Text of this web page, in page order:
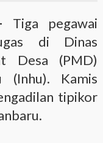
Tiga pegawai
di Dinas
Desa (PMD)
(Inhu). Kamis
tipikor